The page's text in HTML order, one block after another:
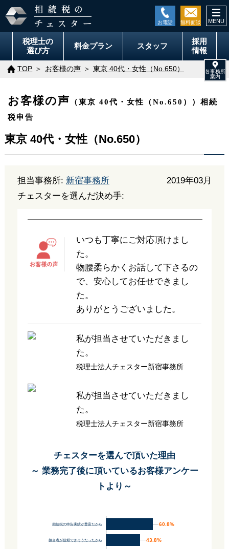
税理士の
選び方
料金プラン スタッフ
採用
情報
TOP お客様の声 東京 40代・女性（No.650）
お客様の声
（東京 40代・女性（No.650））相続
税申告
東京 40代・女性（No.650）
担当事務所: 新宿事務所
2019年03月
チェスターを選んだ決め手:
いつも丁寧にご対応頂けまし
た。
物腰柔らかくお話して下さるの
で、安心してお任せできまし
た。
ありがとうございました。
私が担当させていただきまし
た。
税理士法人チェスター新宿事務所
私が担当させていただきまし
た。
税理士法人チェスター新宿事務所
チェスターを選んで頂いた理由
～ 業務完了後に頂いているお客様アンケー
トより～
相続税の申告実績が豊富だから
担当者が信頼できそうだったから
60.8%
60.8%
43.8%
43.8%